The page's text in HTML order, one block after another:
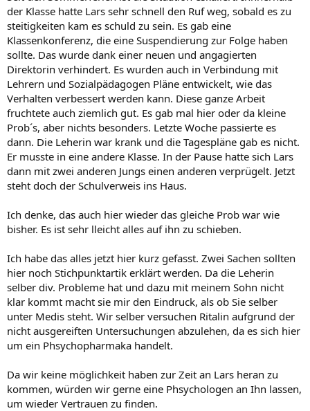
der Klasse hatte Lars sehr schnell den Ruf weg, sobald es zu
steitigkeiten kam es schuld zu sein. Es gab eine
Klassenkonferenz, die eine Suspendierung zur Folge haben
sollte. Das wurde dank einer neuen und angagierten
Direktorin verhindert. Es wurden auch in Verbindung mit
Lehrern und Sozialpädagogen Pläne entwickelt, wie das
Verhalten verbessert werden kann. Diese ganze Arbeit
fruchtete auch ziemlich gut. Es gab mal hier oder da kleine
Prob´s, aber nichts besonders. Letzte Woche passierte es
dann. Die Leherin war krank und die Tagespläne gab es nicht.
Er musste in eine andere Klasse. In der Pause hatte sich Lars
dann mit zwei anderen Jungs einen anderen verprügelt. Jetzt
steht doch der Schulverweis ins Haus.
Ich denke, das auch hier wieder das gleiche Prob war wie
bisher. Es ist sehr lleicht alles auf ihn zu schieben.
Ich habe das alles jetzt hier kurz gefasst. Zwei Sachen sollten
hier noch Stichpunktartik erklärt werden. Da die Leherin
selber div. Probleme hat und dazu mit meinem Sohn nicht
klar kommt macht sie mir den Eindruck, als ob Sie selber
unter Medis steht. Wir selber versuchen Ritalin aufgrund der
nicht ausgereiften Untersuchungen abzulehen, da es sich hier
um ein Phsychopharmaka handelt.
Da wir keine möglichkeit haben zur Zeit an Lars heran zu
kommen, würden wir gerne eine Phsychologen an Ihn lassen,
um wieder Vertrauen zu finden.